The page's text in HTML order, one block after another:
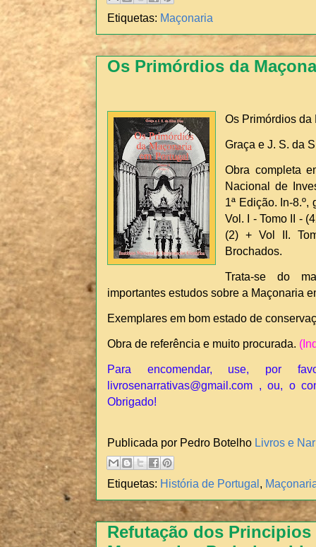
Etiquetas: Maçonaria
Os Primórdios da
Os Primórdios
Graça e J. S. da
Obra completa
Nacional de
1ª Edição. In-8.º,
Vol. I - Tomo II -
(2) + Vol II.
Brochados.
Trata-se do
importantes estudos sobre a Maçonaria
Exemplares em bom estado de
Obra de referência e muito procurada.
Para encomendar, use, por
livrosenarrativas@gmail.com , ou, o
Obrigado!
Publicada por Pedro Botelho Livros e
Etiquetas: História de Portugal,
Refutação dos